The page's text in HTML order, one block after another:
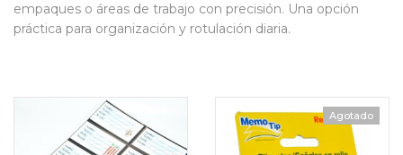
empaques o áreas de trabajo con precisión. Una opción
práctica para organización y rotulación diaria.
Agotado